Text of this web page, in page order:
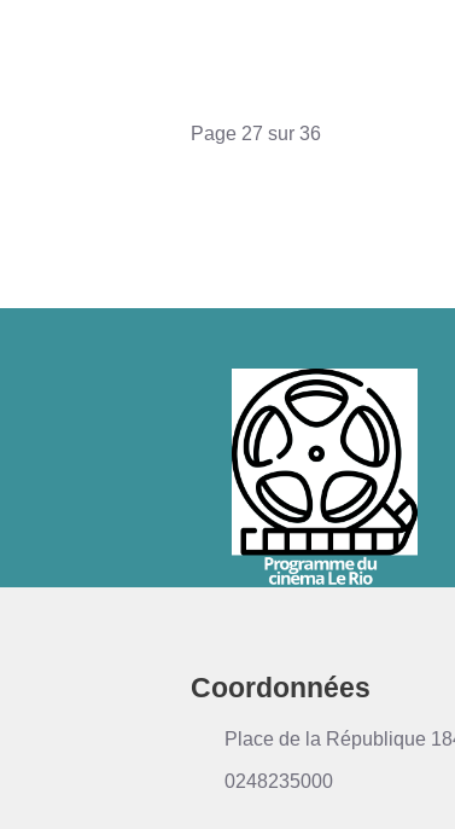
Page 27 sur 36
Coordonnées
Place de la République
0248235000